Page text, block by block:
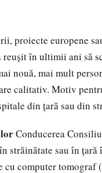
proiecte europene
reuşit în ultimii ani să
nouă, mai mult
calitativ. Motiv
din ţară sau din
Conducerea
străinătate sau în
cu computer